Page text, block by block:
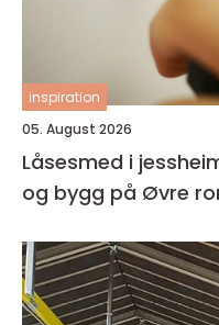
inspiration
05. August 2026
Låsesmed i
og bygg på Øvre